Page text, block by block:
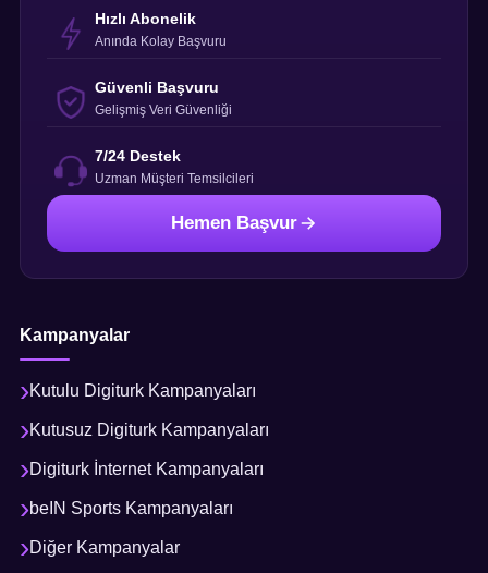
Hızlı Abonelik
Anında Kolay Başvuru
Güvenli Başvuru
Gelişmiş Veri Güvenliği
7/24 Destek
Uzman Müşteri Temsilcileri
Hemen Başvur
Kampanyalar
Kutulu Digiturk Kampanyaları
Kutusuz Digiturk Kampanyaları
Digiturk İnternet Kampanyaları
beIN Sports Kampanyaları
Diğer Kampanyalar